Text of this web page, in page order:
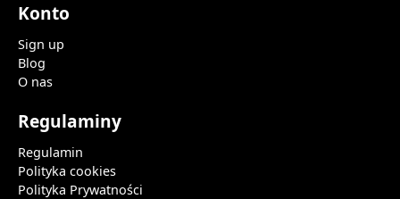
Konto
Sign up
Blog
O nas
Regulaminy
Regulamin
Polityka cookies
Polityka Prywatności